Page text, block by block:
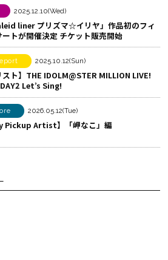
る
2025.12.10(Wed)
liner プリズマ☆イリヤ」作品初のフィ
トが開催決定 チケット販売開始
2025.10.12(Sun)
スト】THE IDOLM@STER MILLION LIVE!
Let’s Sing!
2026.05.12(Tue)
Pickup Artist】「岬なこ」編